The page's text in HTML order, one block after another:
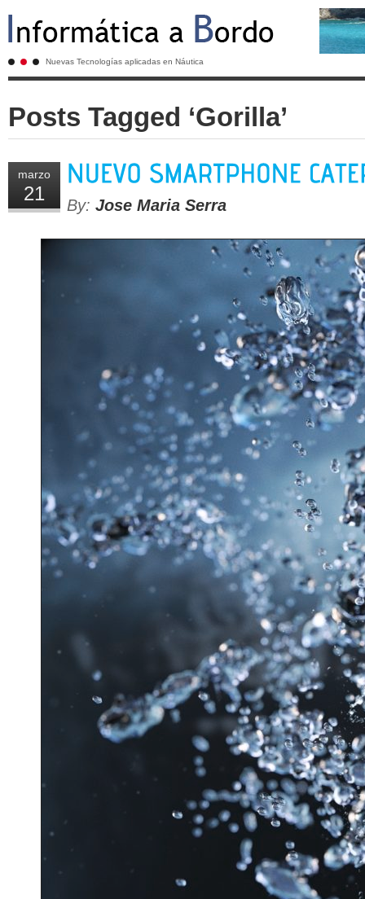
Nuevas Tecnologías aplicadas en Náutica
Posts Tagged ‘Gorilla’
marzo
21
By: Jose Maria Serra